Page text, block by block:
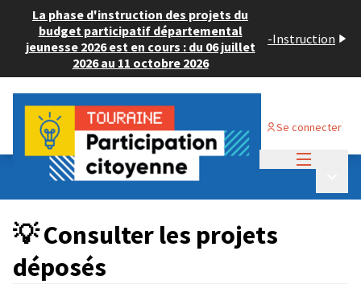
La phase d'instruction des projets du
budget participatif départemental
jeunesse 2026 est en cours : du 06 juillet
2026 au 11 octobre 2026
-Instruction
Se connecter
Budget Participatif JEUNESSE 2024
💡 Consulter les projets déposés
💡 Consulter les projets
déposés